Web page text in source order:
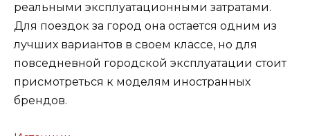
реальными эксплуатационными затратами.
Для поездок за город она остается одним из
лучших вариантов в своем классе, но для
повседневной городской эксплуатации стоит
присмотреться к моделям иностранных
брендов.